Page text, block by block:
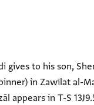
gives to his son,
in Zawīlat al-
appears in T-S